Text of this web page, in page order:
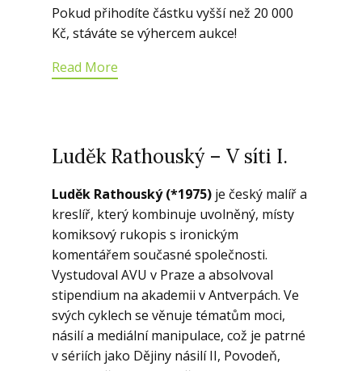
Pokud přihodíte částku vyšší než 20 000
Kč, stáváte se výhercem aukce!
Read More
Luděk Rathouský – V síti I.
Luděk Rathouský (*1975) je český malíř a
kreslíř, který kombinuje uvolněný, místy
komiksový rukopis s ironickým
komentářem současné společnosti.
Vystudoval AVU v Praze a absolvoval
stipendium na akademii v Antverpách. Ve
svých cyklech se věnuje tématům moci,
násilí a mediální manipulace, což je patrné
v sériích jako Dějiny násilí II, Povodeň,